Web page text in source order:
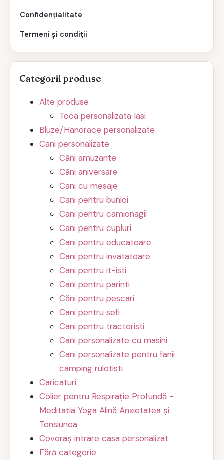
Confidențialitate
Termeni și condiții
Categorii produse
Alte produse
Toca personalizata Iasi
Bluze/Hanorace personalizate
Cani personalizate
Căni amuzante
Căni aniversare
Cani cu mesaje
Cani pentru bunici
Cani pentru camionagii
Cani pentru cupluri
Cani pentru educatoare
Cani pentru invatatoare
Cani pentru it-isti
Cani pentru parinti
Căni pentru pescari
Cani pentru sefi
Cani pentru tractoristi
Cani personalizate cu masini
Cani personalizate pentru fanii
camping rulotisti
Caricaturi
Colier pentru Respirație Profundă -
Meditația Yoga Alină Anxietatea și
Tensiunea
Covoraș intrare casa personalizat
Fără categorie